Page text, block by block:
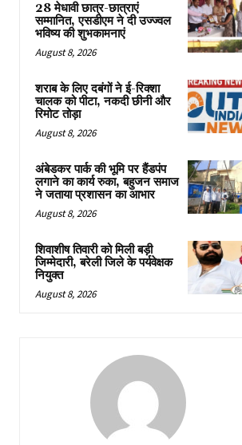
28 मेधावी छात्र-छात्राएं
सम्मानित, एसडीएम ने दी उज्ज्वल
भविष्य की शुभकामनाएं
August 8, 2026
शराब के लिए दबंगों ने ई-रिक्शा
चालक को पीटा, नकदी छीनी और
रिमोट तोड़ा
August 8, 2026
अंबेडकर पार्क की भूमि पर हैंडपंप
लगाने का कार्य रुका, बहुजन समाज
ने जताया प्रशासन का आभार
August 8, 2026
शिवाशीष तिवारी को मिली बड़ी
जिम्मेदारी, बरेली जिले के पर्यवेक्षक
नियुक्त
August 8, 2026